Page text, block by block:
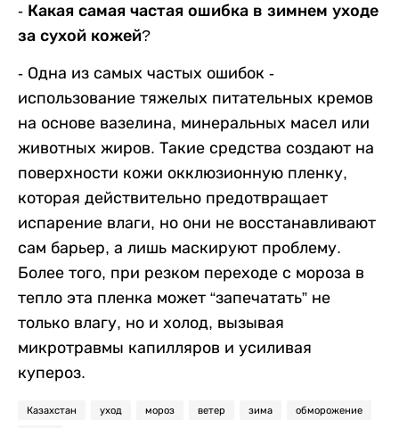
- Какая самая частая ошибка в зимнем уходе
за сухой кожей?
- Одна из самых частых ошибок -
использование тяжелых питательных кремов
на основе вазелина, минеральных масел или
животных жиров. Такие средства создают на
поверхности кожи окклюзионную пленку,
которая действительно предотвращает
испарение влаги, но они не восстанавливают
сам барьер, а лишь маскируют проблему.
Более того, при резком переходе с мороза в
тепло эта пленка может “запечатать” не
только влагу, но и холод, вызывая
микротравмы капилляров и усиливая
купероз.
Казахстан уход мороз ветер зима обморожение